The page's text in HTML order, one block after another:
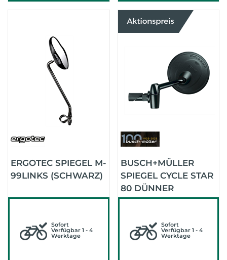
ERGOTEC SPIEGEL M-
99LINKS (SCHWARZ)
Sofort
Verfügbar 1 - 4
Werktage
BUSCH+MÜLLER
SPIEGEL CYCLE STAR
80 DÜNNER
DURCHMESSER14,5-
Sofort
Verfügbar 1 - 4
Werktage